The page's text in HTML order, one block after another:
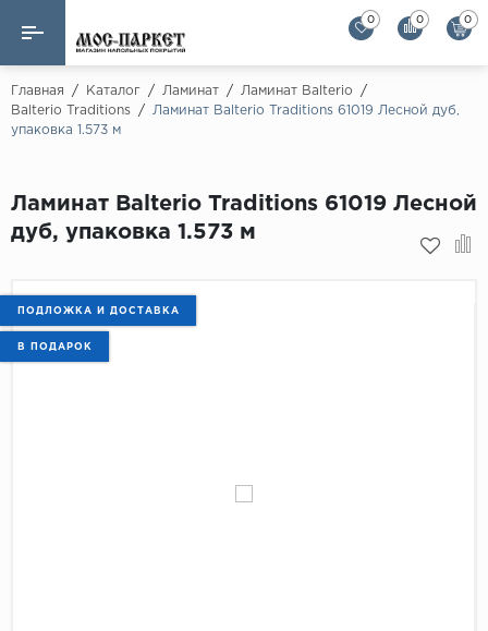
Назад
Ламинат
Назад
Alloc
Alpine Floor
Паркетная доска
Инженерный паркет елка
0 0 0
Главная / Каталог / Ламинат / Ламинат Balterio
/
Balterio Traditions
/
Ламинат Balterio Traditions 61019 Лесной дуб,
упаковка 1.573 м
Ламинат Balterio Traditions 61019 Лесной
дуб, упаковка 1.573 м
ПОДЛОЖКА И ДОСТАВКА
В ПОДАРОК